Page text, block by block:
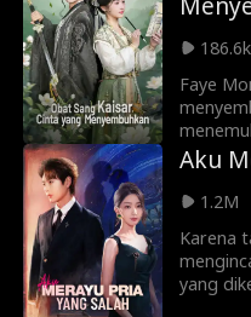
ia
186.6k
Faye
Putra
Mereka
Aku
1.2M
Karena
yang